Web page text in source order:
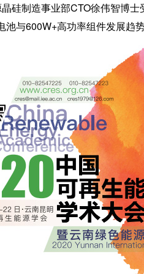
硅制造事业部CTO徐伟智博
池与600W+高功率组件发展趋